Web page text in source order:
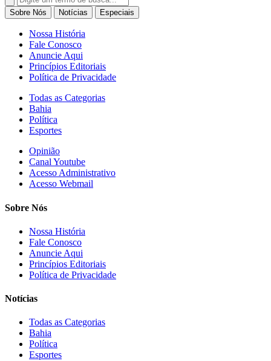
for:
Sobre Nós Notícias Especiais
Nossa História
Fale Conosco
Anuncie Aqui
Princípios Editoriais
Política de Privacidade
Todas as Categorias
Bahia
Política
Esportes
Opinião
Canal Youtube
Acesso Administrativo
Acesso Webmail
Sobre Nós
Nossa História
Fale Conosco
Anuncie Aqui
Princípios Editoriais
Política de Privacidade
Notícias
Todas as Categorias
Bahia
Política
Esportes